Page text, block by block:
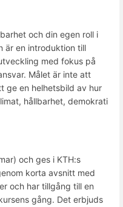
och din egen roll i
är en introduktion till
med fokus på
Målet är inte att
ge en helhetsbild av hur
hållbarhet, demokrati
och ges i KTH:s
korta avsnitt med
och har tillgång till en
gång. Det erbjuds